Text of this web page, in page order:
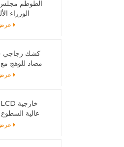
الوزراء
الشخصي المضادة
عرض
كشك زجاجي
مضاد للوهج
عرض
شمعة مععرض